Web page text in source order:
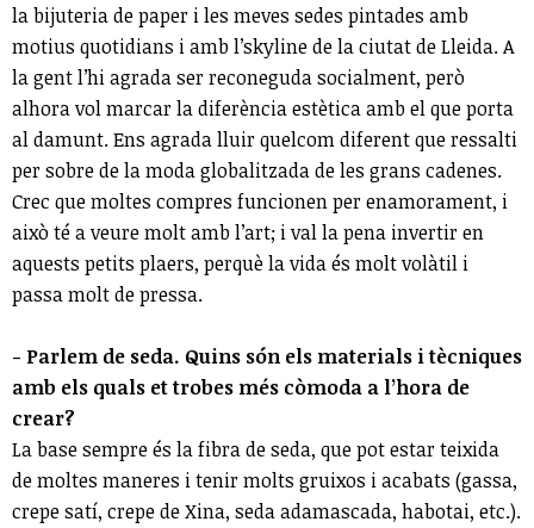
la bijuteria de paper i les meves sedes pintades amb
motius quotidians i amb l’skyline de la ciutat de Lleida. A
la gent l’hi agrada ser reconeguda socialment, però
alhora vol marcar la diferència estètica amb el que porta
al damunt. Ens agrada lluir quelcom diferent que ressalti
per sobre de la moda globalitzada de les grans cadenes.
Crec que moltes compres funcionen per enamorament, i
això té a veure molt amb l’art; i val la pena invertir en
aquests petits plaers, perquè la vida és molt volàtil i
passa molt de pressa.
- Parlem de seda. Quins són els materials i tècniques
amb els quals et trobes més còmoda a l’hora de
crear?
La base sempre és la fibra de seda, que pot estar teixida
de moltes maneres i tenir molts gruixos i acabats (gassa,
crepe satí, crepe de Xina, seda adamascada, habotai, etc.).